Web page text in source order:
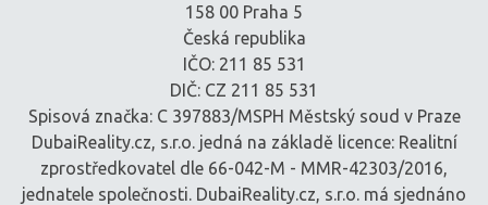
158 00 Praha 5
Česká republika
IČO: 211 85 531
DIČ: CZ 211 85 531
Spisová značka: C 397883/MSPH Městský soud v Praze
DubaiReality.cz, s.r.o. jedná na základě licence: Realitní
zprostředkovatel dle 66-042-M - MMR-42303/2016,
jednatele společnosti. DubaiReality.cz, s.r.o. má sjednáno